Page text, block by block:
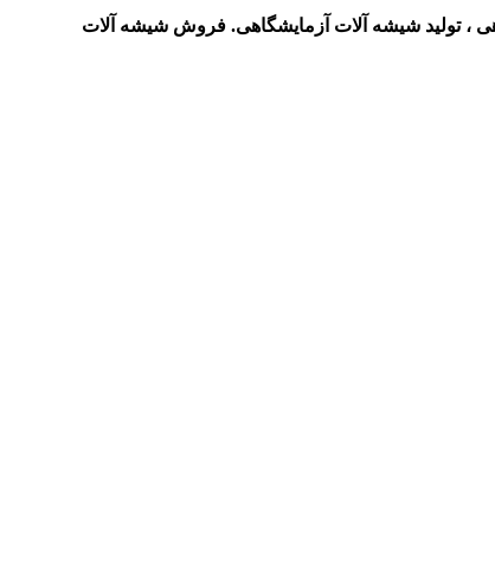
، تولید شیشه آلات آزمایشگاهی. فروش شیشه آلات